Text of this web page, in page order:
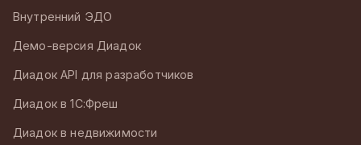
Внутренний ЭДО
Демо-версия Диадок
Диадок API для разработчиков
Диадок в 1С:Фреш
Диадок в недвижимости